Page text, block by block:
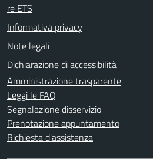
re ETS
Informativa privacy
Note legali
Dichiarazione di accessibilità
Amministrazione trasparente
Leggi le FAQ
Segnalazione disservizio
Prenotazione appuntamento
Richiesta d'assistenza